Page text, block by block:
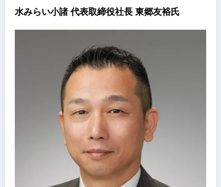
水みらい小諸 代表取締役社長 東郷友裕氏